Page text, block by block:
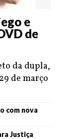
e
de
da dupla,
de março
com nova
Justiça